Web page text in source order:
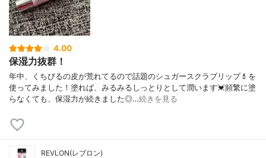
4.00
保湿力抜群！
年中、くちびるの皮が荒れてるので話題のシュガースクラブリップ💄を
使ってみました！塗れば、みるみるしっとりとして潤います💓頻繁に塗
らなくても、保湿力が続きました◎…続きを見る
REVLON(レブロン)